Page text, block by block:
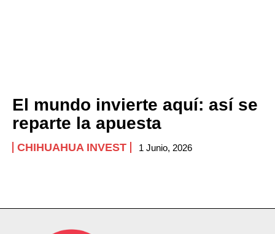
El mundo invierte aquí: así se
reparte la apuesta
CHIHUAHUA INVEST 1 Junio, 2026